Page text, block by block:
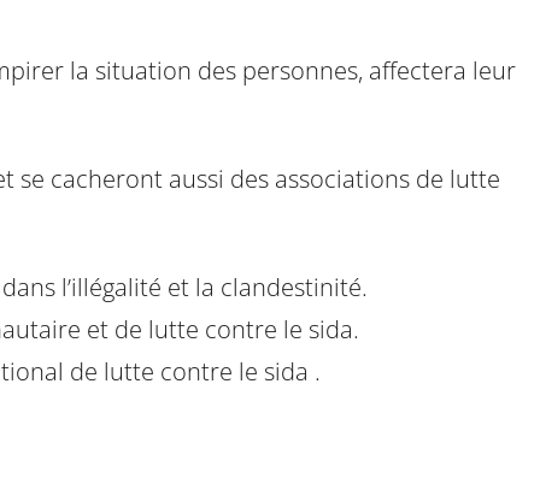
la situation des personnes, affectera leur
se cacheront aussi des associations de lutte
l’illégalité et la clandestinité.
et de lutte contre le sida.
de lutte contre le sida .